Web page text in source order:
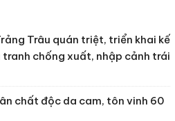
Trâu quán triệt, triển khai kế
chống xuất, nhập cảnh trái
chất độc da cam, tôn vinh 60